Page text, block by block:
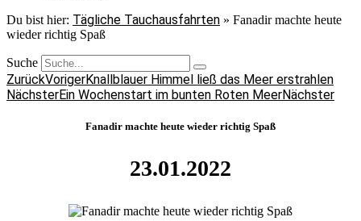
Du bist hier: Tägliche Tauchausfahrten » Fanadir machte heute
wieder richtig Spaß
Suche
ZurückVorigerKnallblauer Himmel ließ das Meer erstrahlen
NächsterEin Wochenstart im bunten Roten MeerNächster
Fanadir machte heute wieder richtig Spaß
23.01.2022